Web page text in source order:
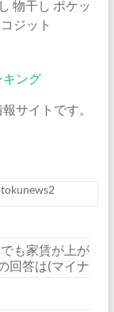
物干し ポケッ
ジット
ング
サイトです。
も家賃が上が
回答は(マイナ